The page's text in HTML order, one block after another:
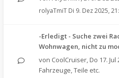
rolyaTmiT Di 9. Dez 2025,
-Erledigt - Suche zwei
Wohnwagen, nicht zu
von CoolCruiser, Do 17. Jul
Fahrzeuge, Teile etc.